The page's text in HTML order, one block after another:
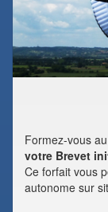
Formez-vous
votre Brevet
Ce forfait vous
autonome sur